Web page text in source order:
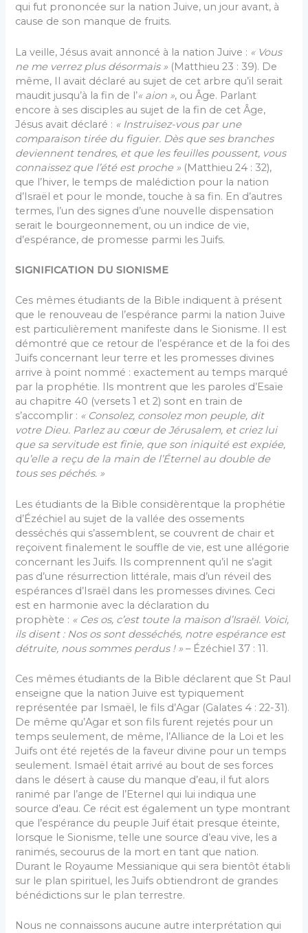
qui fut prononcée sur la nation Juive, un jour avant, à
cause de son manque de fruits.
La veille, Jésus avait annoncé à la nation Juive : « Vous
ne me verrez plus désormais » (Matthieu 23 : 39). De
même, Il avait déclaré au sujet de cet arbre qu’il serait
maudit jusqu’à la fin de l’« aion », ou Âge. Parlant
encore à ses disciples au sujet de la fin de cet Âge,
Jésus avait déclaré : « Instruisez-vous par une
comparaison tirée du figuier. Dès que ses branches
deviennent tendres, et que les feuilles poussent, vous
connaissez que l’été est proche » (Matthieu 24 : 32),
que l’hiver, le temps de malédiction pour la nation
d’Israël et pour le monde, touche à sa fin. En d’autres
termes, l’un des signes d’une nouvelle dispensation
serait le bourgeonnement, ou un indice de vie,
d’espérance, de promesse parmi les Juifs.
SIGNIFICATION DU SIONISME
Ces mêmes étudiants de la Bible indiquent à présent
que le renouveau de l’espérance parmi la nation Juive
est particulièrement manifeste dans le Sionisme. Il est
démontré que ce retour de l’espérance et de la foi des
Juifs concernant leur terre et les promesses divines
arrive à point nommé : exactement au temps marqué
par la prophétie. Ils montrent que les paroles d’Esaïe
au chapitre 40 (versets 1 et 2) sont en train de
s’accomplir : « Consolez, consolez mon peuple, dit
votre Dieu. Parlez au cœur de Jérusalem, et criez lui
que sa servitude est finie, que son iniquité est expiée,
qu’elle a reçu de la main de l’Éternel au double de
tous ses péchés. »
Les étudiants de la Bible considèrentque la prophétie
d’Ézéchiel au sujet de la vallée des ossements
desséchés qui s’assemblent, se couvrent de chair et
reçoivent finalement le souffle de vie, est une allégorie
concernant les Juifs. Ils comprennent qu’il ne s’agit
pas d’une résurrection littérale, mais d’un réveil des
espérances d’Israël dans les promesses divines. Ceci
est en harmonie avec la déclaration du
prophète : « Ces os, c’est toute la maison d’Israël. Voici,
ils disent : Nos os sont desséchés, notre espérance est
détruite, nous sommes perdus ! » – Ézéchiel 37 : 11.
Ces mêmes étudiants de la Bible déclarent que St Paul
enseigne que la nation Juive est typiquement
représentée par Ismaël, le fils d’Agar (Galates 4 : 22-31).
De même qu’Agar et son fils furent rejetés pour un
temps seulement, de même, l’Alliance de la Loi et les
Juifs ont été rejetés de la faveur divine pour un temps
seulement. Ismaël était arrivé au bout de ses forces
dans le désert à cause du manque d’eau, il fut alors
ranimé par l’ange de l’Eternel qui lui indiqua une
source d’eau. Ce récit est également un type montrant
que l’espérance du peuple Juif était presque éteinte,
lorsque le Sionisme, telle une source d’eau vive, les a
ranimés, secourus de la mort en tant que nation.
Durant le Royaume Messianique qui sera bientôt établi
sur le plan spirituel, les Juifs obtiendront de grandes
bénédictions sur le plan terrestre.
Nous ne connaissons aucune autre interprétation qui